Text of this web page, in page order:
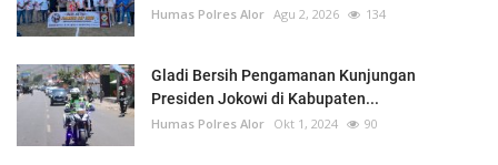
Humas Polres Alor Agu 2, 2026 134
Gladi Bersih Pengamanan Kunjungan
Presiden Jokowi di Kabupaten...
Humas Polres Alor Okt 1, 2024 90